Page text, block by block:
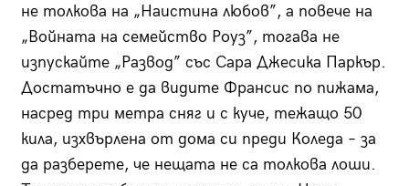
не толкова на „Наистина любов”, а повече на
„Войната на семейство Роуз”, тогава не
изпускайте „Развод” със Сара Джесика Паркър.
Достатъчно е да видите Франсис по пижама,
насред три метра сняг и с куче, тежащо 50
кила, изхвърлена от дома си преди Коледа – за
да разберете, че нещата не са толкова лоши.